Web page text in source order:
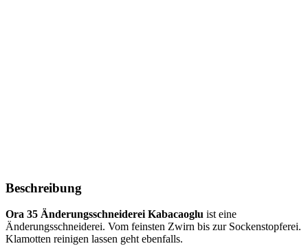
Beschreibung
Ora 35 Änderungsschneiderei Kabacaoglu ist eine
Änderungsschneiderei. Vom feinsten Zwirn bis zur Sockenstopferei.
Klamotten reinigen lassen geht ebenfalls.